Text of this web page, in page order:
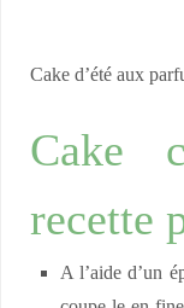
Cake d’été aux
Cake
recette
A l’aide d’un